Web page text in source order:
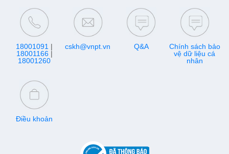
18001091 |
18001166|
18001260
cskh@vnpt.vn Q&A
Chính sách bảo
vệ dữ liệu cá
nhân
Điều khoản